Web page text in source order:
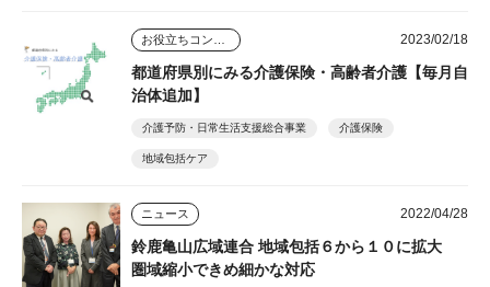
2023/02/18
都道府県別にみる介護保険・高齢者介護【毎月自
治体追加】
介護予防・日常生活支援総合事業 介護保険
地域包括ケア
ニュース 2022/04/28
鈴鹿亀山広域連合 地域包括６から１０に拡大
圏域縮小できめ細かな対応